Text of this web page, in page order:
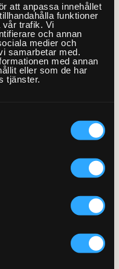
att anpassa innehållet
funktioner
vår trafik. Vi
och annan
medier och
samarbetar med.
med annan
eller som de har
tjänster.
för installationer för
och IP klassade för att
inlägg,Mesh – den
. Skulle detta mesh-
utomhus är nästa steg
utomhus, i garaget
är:
även accesspunkter
och routern. Det